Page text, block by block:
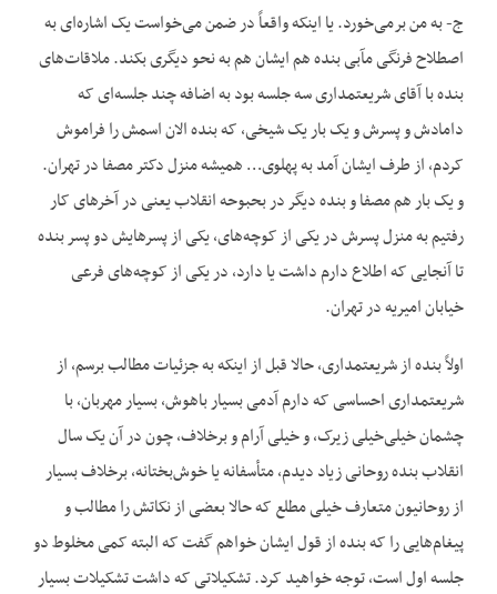
ج- به من برمی‌خورد. یا اینکه واقعاً در ضمن می‌خواست یک اشاره‌ای به
اصطلاح فرنگی مآبی بنده هم ایشان هم به نحو دیگری بکند. ملاقات‌های
بنده با آقای شریعتمداری سه جلسه بود به اضافه چند جلسه‌ای که
دامادش و پسرش و یک بار یک شیخی، که بنده الان اسمش را فراموش
کردم، از طرف ایشان آمد به پهلوی… همیشه منزل دکتر مصفا در تهران.
و یک بار هم مصفا و بنده دیگر در بحبوحه انقلاب یعنی در آخرهای کار
رفتیم به منزل پسرش در یکی از کوچه‌های، یکی از پسرهایش دو پسر بنده
تا آنجایی که اطلاع دارم داشت یا دارد، در یکی از کوچه‌های فرعی
خیابان امیریه در تهران.
اولاً بنده از شریعتمداری، حالا قبل از اینکه به جزئیات مطالب برسم، از
شریعتمداری احساسی که دارم آدمی بسیار باهوش، بسیار مهربان، با
چشمان خیلی‌خیلی زیرک، و خیلی آرام و برخلاف، چون در آن یک سال
انقلاب بنده روحانی زیاد دیدم، متأسفانه یا خوش‌بختانه، برخلاف بسیار
از روحانیون متعارف خیلی مطلع که حالا بعضی از نکاتش را مطالب و
پیغام‌هایی را که بنده از قول ایشان خواهم گفت که البته کمی مخلوط دو
جلسه اول است، توجه خواهید کرد. تشکیلاتی که داشت تشکیلات بسیار